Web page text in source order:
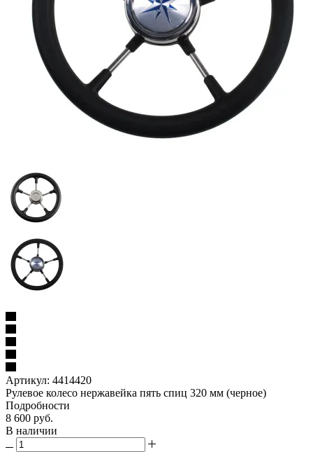
Артикул: 4414420
Рулевое колесо нержавейка пять спиц 320 мм (черное)
Подробности
8 600 руб.
В наличии